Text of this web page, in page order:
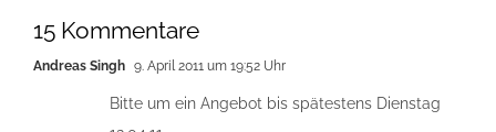
15 Kommentare
Andreas Singh 9. April 2011 um 19:52 Uhr
Bitte um ein Angebot bis spätestens Dienstag